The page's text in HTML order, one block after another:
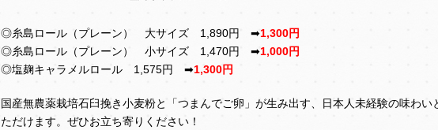
◎糸島ロール（プレーン） 大サイズ 1,890円 ➡1,300円
◎糸島ロール（プレーン） 小サイズ 1,470円 ➡1,000円
◎塩麹キャラメルロール 1,575円 ➡1,300円
国産無農薬栽培石臼挽き小麦粉と「つまんでご卵」が生み出す、日本人未経験の味わい
ただけます。ぜひお立ち寄りください！